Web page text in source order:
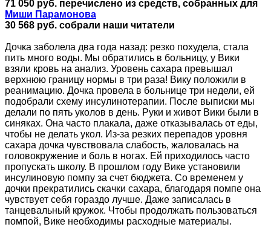
71 050 руб. перечислено из средств, собранных для
Миши Парамонова
30 568 руб. собрали наши читатели
Дочка заболела два года назад: резко похудела, стала
пить много воды. Мы обратились в больницу, у Вики
взяли кровь на анализ. Уровень сахара превышал
верхнюю границу нормы в три раза! Вику положили в
реанимацию. Дочка провела в больнице три недели, ей
подобрали схему инсулинотерапии. После выписки мы
делали по пять уколов в день. Руки и живот Вики были в
синяках. Она часто плакала, даже отказывалась от еды,
чтобы не делать укол. Из-за резких перепадов уровня
сахара дочка чувствовала слабость, жаловалась на
головокружение и боль в ногах. Ей приходилось часто
пропускать школу. В прошлом году Вике установили
инсулиновую помпу за счет бюджета. Со временем у
дочки прекратились скачки сахара, благодаря помпе она
чувствует себя гораздо лучше. Даже записалась в
танцевальный кружок. Чтобы продолжать пользоваться
помпой, Вике необходимы расходные материалы.